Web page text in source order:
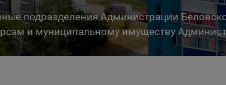
подразделения Администрации
и муниципальному имуществу